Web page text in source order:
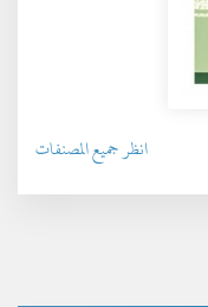
انظر جميع المصنفات